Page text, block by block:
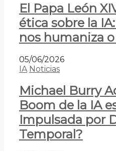
El Papa León
ética sobre la
nos humaniza
05/06/2026
IA Noticias
Michael Burry
Boom de la IA
Impulsada por
Temporal?